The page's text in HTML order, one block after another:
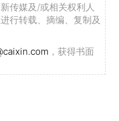
传媒及/或相关权利人
行转载、摘编、复制及
，获得书面